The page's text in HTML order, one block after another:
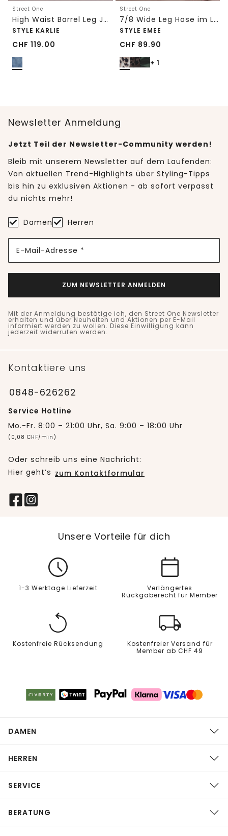
Street One
High Waist Barrel Leg Jeans im Loose Fit
STYLE KARLIE
CHF 119.00
Street One
7/8 Wide Leg Hose im Loose Fit mit Print
STYLE EMEE
CHF 89.90
+ 1
Newsletter Anmeldung
Jetzt Teil der Newsletter-Community werden!
Bleib mit unserem Newsletter auf dem Laufenden:
Von aktuellen Trend-Highlights über Styling-Tipps
bis hin zu exklusiven Aktionen - ab sofort verpasst
du nichts mehr!
Damen Herren
E-Mail-Adresse *
ZUM NEWSLETTER ANMELDEN
Mit der Anmeldung bestätige ich, den Street One Newsletter
erhalten und über Neuheiten und Aktionen per E-Mail
informiert werden zu wollen. Diese Einwilligung kann
jederzeit widerrufen werden.
Kontaktiere uns
0848-626262
Service Hotline
Mo.-Fr. 8:00 – 21:00 Uhr, Sa. 9:00 – 18:00 Uhr
(0,08 CHF/min)
Oder schreib uns eine Nachricht:
Hier geht’s zum Kontaktformular
Unsere Vorteile für dich
1-3 Werktage Lieferzeit
Verlängertes
Rückgaberecht für Member
Kostenfreie Rücksendung
Kostenfreier Versand für
Member ab CHF 49
DAMEN
HERREN
SERVICE
BERATUNG